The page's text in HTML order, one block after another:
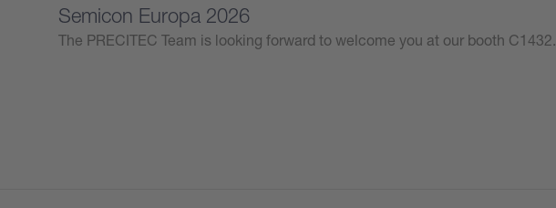
Semicon Europa 2026
The PRECITEC Team is looking forward to welcome you at our booth C1432.